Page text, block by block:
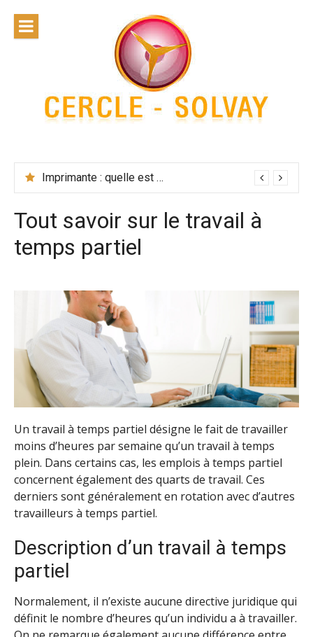
content
Solvay
Imprimante : quelle est la solution la plus performante ?
Tout savoir sur le travail à
temps partiel
Un travail à temps partiel désigne le fait de travailler
moins d’heures par semaine qu’un travail à temps
plein. Dans certains cas, les emplois à temps partiel
concernent également des quarts de travail. Ces
derniers sont généralement en rotation avec d’autres
travailleurs à temps partiel.
Description d’un travail à temps
partiel
Normalement, il n’existe aucune directive juridique qui
définit le nombre d’heures qu’un individu a à travailler.